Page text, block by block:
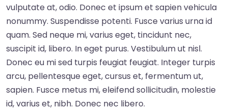
vulputate at, odio. Donec et ipsum et sapien vehicula
nonummy. Suspendisse potenti. Fusce varius urna id
quam. Sed neque mi, varius eget, tincidunt nec,
suscipit id, libero. In eget purus. Vestibulum ut nisl.
Donec eu mi sed turpis feugiat feugiat. Integer turpis
arcu, pellentesque eget, cursus et, fermentum ut,
sapien. Fusce metus mi, eleifend sollicitudin, molestie
id, varius et, nibh. Donec nec libero.